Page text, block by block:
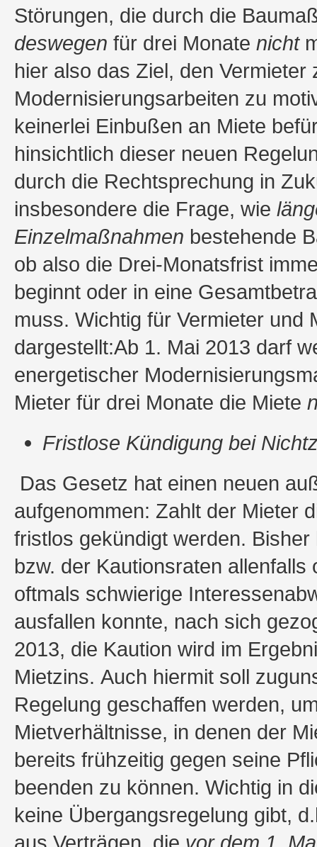
Störungen, die durch die
deswegen für drei Monate nicht
hier also das Ziel, den
Modernisierungsarbeiten zu
keinerlei Einbußen an Miete
hinsichtlich dieser neuen
durch die Rechtsprechung in
insbesondere die Frage, wie
Einzelmaßnahmen bestehende
ob also die Drei-Monatsfrist
beginnt oder in eine
muss. Wichtig für Vermieter und
dargestellt:Ab 1. Mai 2013 darf
energetischer
Mieter für drei Monate die Miete
Fristlose Kündigung bei
Das Gesetz hat einen neuen
aufgenommen: Zahlt der Mieter
fristlos gekündigt werden.
bzw. der Kautionsraten
oftmals schwierige
ausfallen konnte, nach sich
2013, die Kaution wird im
Mietzins. Auch hiermit soll
Regelung geschaffen werden,
Mietverhältnisse, in denen der
bereits frühzeitig gegen seine
beenden zu können. Wichtig in
keine Übergangsregelung gibt,